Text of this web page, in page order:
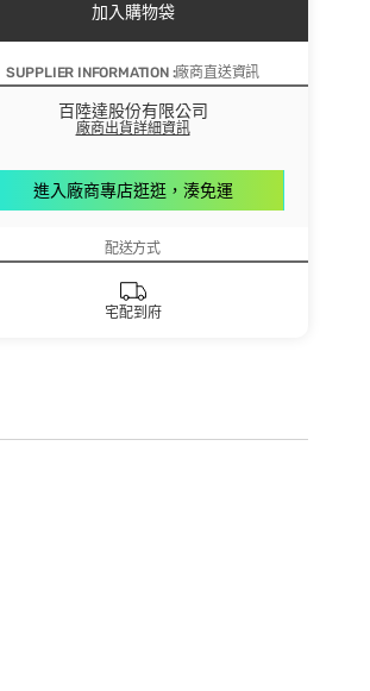
加入購物袋
SUPPLIER INFORMATION :廠商直送資訊
百陸達股份有限公司
廠商出貨詳細資訊
進入廠商專店逛逛，湊免運
配送方式
宅配到府